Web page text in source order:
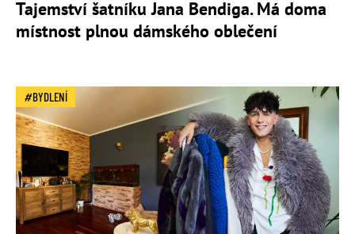
Tajemství šatníku Jana Bendiga. Má doma
místnost plnou dámského oblečení
BYDLENÍ